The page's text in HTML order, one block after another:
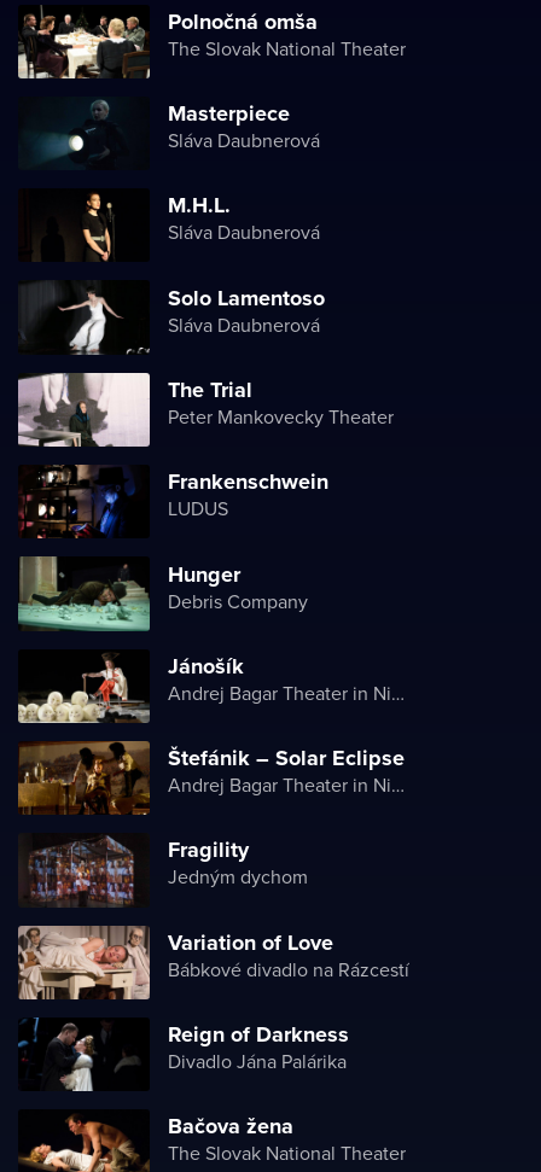
Polnočná omša
The Slovak National Theater
Masterpiece
Sláva Daubnerová
M.H.L.
Sláva Daubnerová
Solo Lamentoso
Sláva Daubnerová
The Trial
Peter Mankovecky Theater
Frankenschwein
LUDUS
Hunger
Debris Company
Jánošík
Andrej Bagar Theater in Nitra
Štefánik – Solar Eclipse
Andrej Bagar Theater in Nitra
Fragility
Jedným dychom
Variation of Love
Bábkové divadlo na Rázcestí
Reign of Darkness
Divadlo Jána Palárika
Bačova žena
The Slovak National Theater